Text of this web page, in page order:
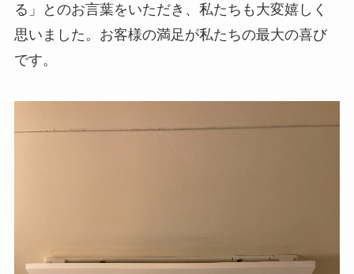
る」とのお言葉をいただき、私たちも大変嬉しく
思いました。お客様の満足が私たちの最大の喜び
です。